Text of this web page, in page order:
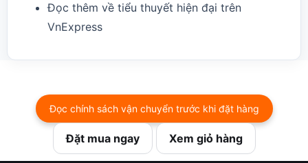
Đọc thêm về tiểu thuyết hiện đại trên
VnExpress
Đọc chính sách vận chuyển trước khi đặt hàng
Đặt mua ngay Xem giỏ hàng